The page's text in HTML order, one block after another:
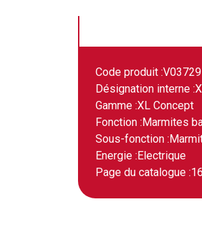
Code produit :V03729
Désignation interne :
Gamme :XL Concept
Fonction :Marmites
Sous-fonction :
Energie :Electrique
Page du catalogue :